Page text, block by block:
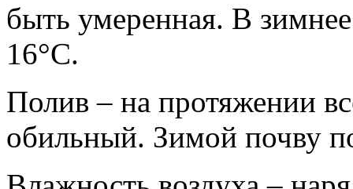
быть умеренная. В
16°С.
Полив – на протяжении
обильный. Зимой почву